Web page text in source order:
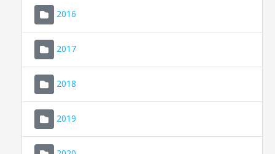
2016
2017
2018
2019